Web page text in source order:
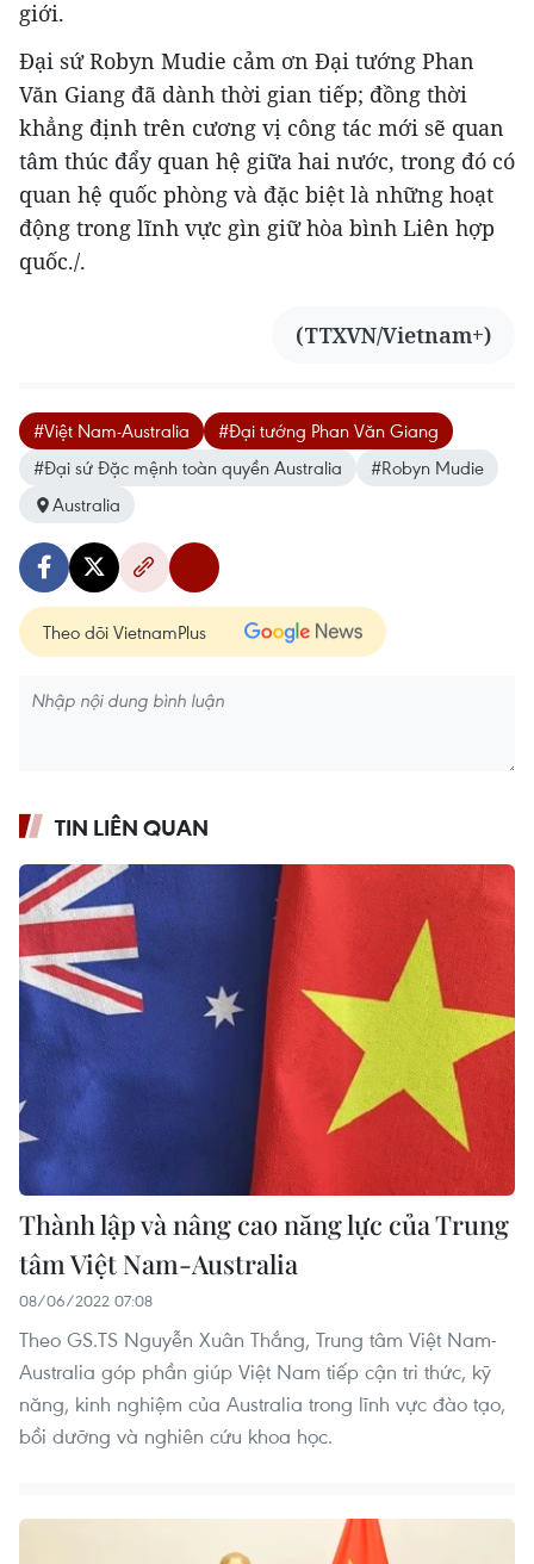
giới.
Đại sứ Robyn Mudie cảm ơn Đại tướng Phan
Văn Giang đã dành thời gian tiếp; đồng thời
khẳng định trên cương vị công tác mới sẽ quan
tâm thúc đẩy quan hệ giữa hai nước, trong đó có
quan hệ quốc phòng và đặc biệt là những hoạt
động trong lĩnh vực gìn giữ hòa bình Liên hợp
quốc./.
(TTXVN/Vietnam+)
#Việt Nam-Australia
#Đại tướng Phan Văn Giang
#Đại sứ Đặc mệnh toàn quyền Australia
#Robyn Mudie
Australia
Theo dõi VietnamPlus
TIN LIÊN QUAN
Thành lập và nâng cao năng lực của Trung
tâm Việt Nam-Australia
08/06/2022 07:08
Theo GS.TS Nguyễn Xuân Thắng, Trung tâm Việt Nam-
Australia góp phần giúp Việt Nam tiếp cận tri thức, kỹ
năng, kinh nghiệm của Australia trong lĩnh vực đào tạo,
bồi dưỡng và nghiên cứu khoa học.